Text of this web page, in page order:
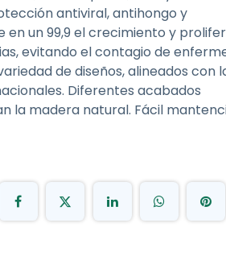
antiviral, antihongo y
en un 99,9 el crecimiento y
evitando el contagio de
de diseños, alineados con
Diferentes acabados
la madera natural. Fácil